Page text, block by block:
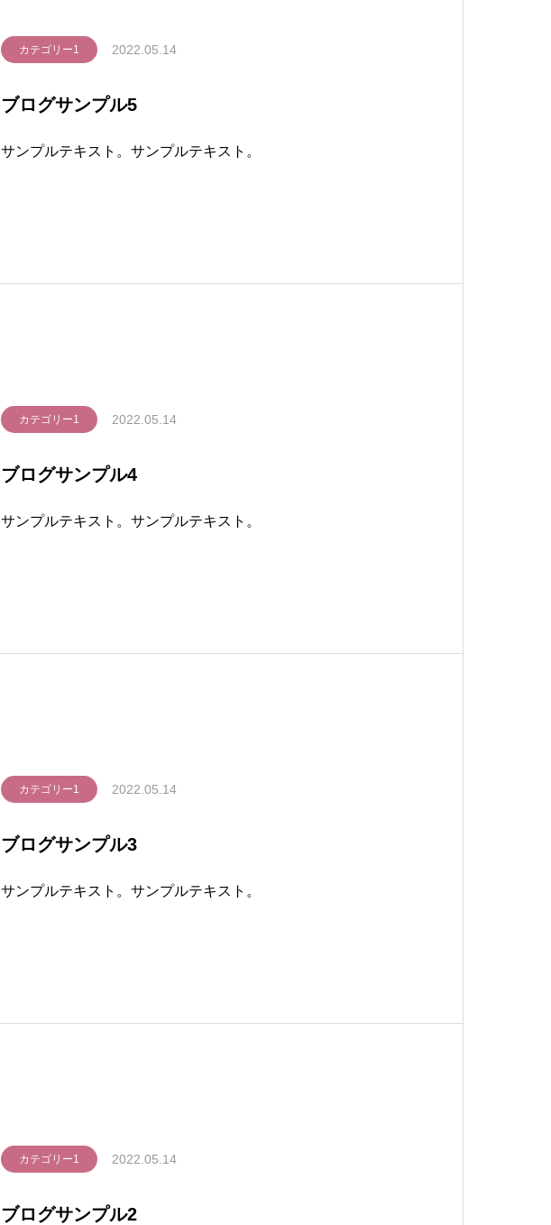
カテゴリー1 2022.05.14
ブログサンプル5
サンプルテキスト。サンプルテキスト。
カテゴリー1 2022.05.14
ブログサンプル4
サンプルテキスト。サンプルテキスト。
カテゴリー1 2022.05.14
ブログサンプル3
サンプルテキスト。サンプルテキスト。
カテゴリー1 2022.05.14
ブログサンプル2